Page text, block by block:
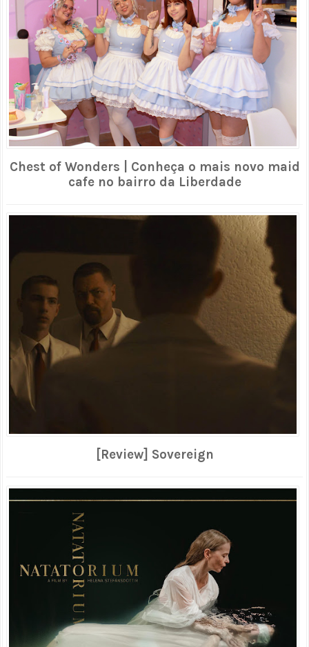
Chest of Wonders | Conheça o mais novo maid
cafe no bairro da Liberdade
[Review] Sovereign